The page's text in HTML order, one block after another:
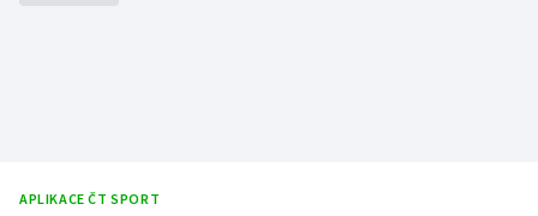
APLIKACE ČT SPORT